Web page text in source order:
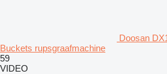
Doosan
Buckets rupsgraafmachine
59
VIDEO